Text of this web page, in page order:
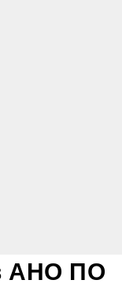
АНО ПО